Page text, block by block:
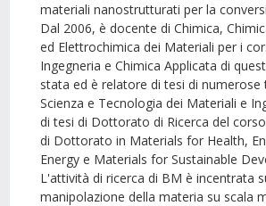
materiali nanostrutturati per la
Dal 2006, è docente di Chimica,
ed Elettrochimica dei Materiali per i
Ingegneria e Chimica Applicata di
stata ed è relatore di tesi di numerose
Scienza e Tecnologia dei Materiali e
di tesi di Dottorato di Ricerca del
di Dottorato in Materials for Health,
Energy e Materials for Sustainable
L'attività di ricerca di BM è incentrata
manipolazione della materia su scala